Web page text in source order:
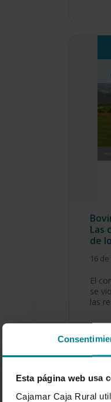
Esta página web usa
Cajamar Caja Rural
Las
de
16
El
se
las